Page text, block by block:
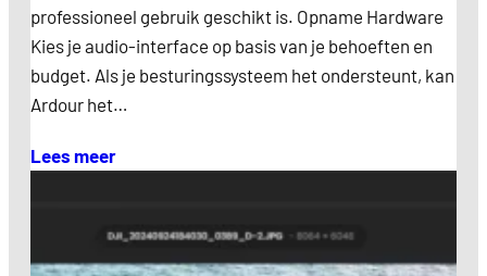
professioneel gebruik geschikt is. Opname Hardware
Kies je audio-interface op basis van je behoeften en
budget. Als je besturingssysteem het ondersteunt, kan
Ardour het…
Lees meer